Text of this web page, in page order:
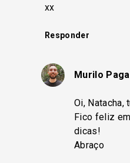
xx
Responder
Murilo
Oi, Natacha,
Fico feliz
dicas!
Abraço